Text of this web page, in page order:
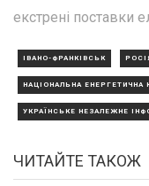
екстрені поставки
ІВАНО-ФРАНКІВСЬК
НАЦІОНАЛЬНА ЕНЕРГЕТИЧНА
УКРАЇНСЬКЕ НЕЗАЛЕЖНЕ
ЧИТАЙТЕ ТАКОЖ